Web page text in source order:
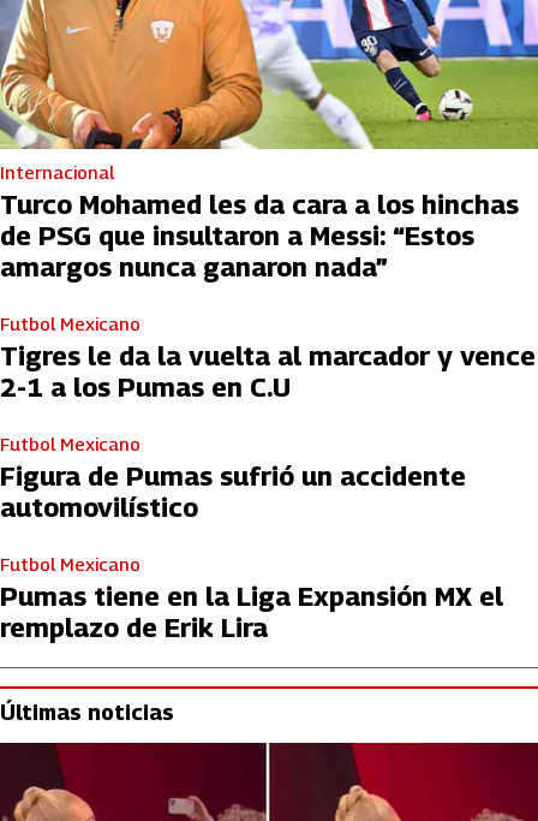
Internacional
Turco Mohamed les da cara a los hinchas
de PSG que insultaron a Messi: “Estos
amargos nunca ganaron nada”
Futbol Mexicano
Tigres le da la vuelta al marcador y vence
2-1 a los Pumas en C.U
Futbol Mexicano
Figura de Pumas sufrió un accidente
automovilístico
Futbol Mexicano
Pumas tiene en la Liga Expansión MX el
remplazo de Erik Lira
Últimas noticias